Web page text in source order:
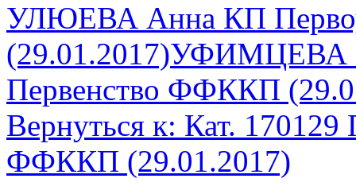
УЛЮЕВА Анна КП
(29.01.2017)УФИМЦЕВА
Первенство ФФККП
Вернуться к: Кат. 170129
ФФККП (29.01.2017)